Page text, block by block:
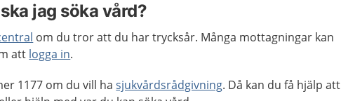
jag söka vård?
om du tror att du har trycksår. Många mottagningar kan
att logga in.
1177 om du vill hasjukvårdsrådgivning. Då kan du få hjälp att